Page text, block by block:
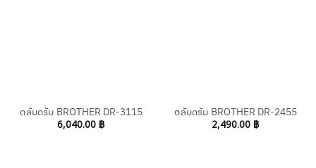
ตลับดรัม BROTHER DR-3115
6,040.00 ฿
ตลับดรัม BROTHER DR-2455
2,490.00 ฿